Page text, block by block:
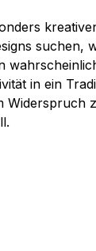
suchen,
in ein
Widerspruch